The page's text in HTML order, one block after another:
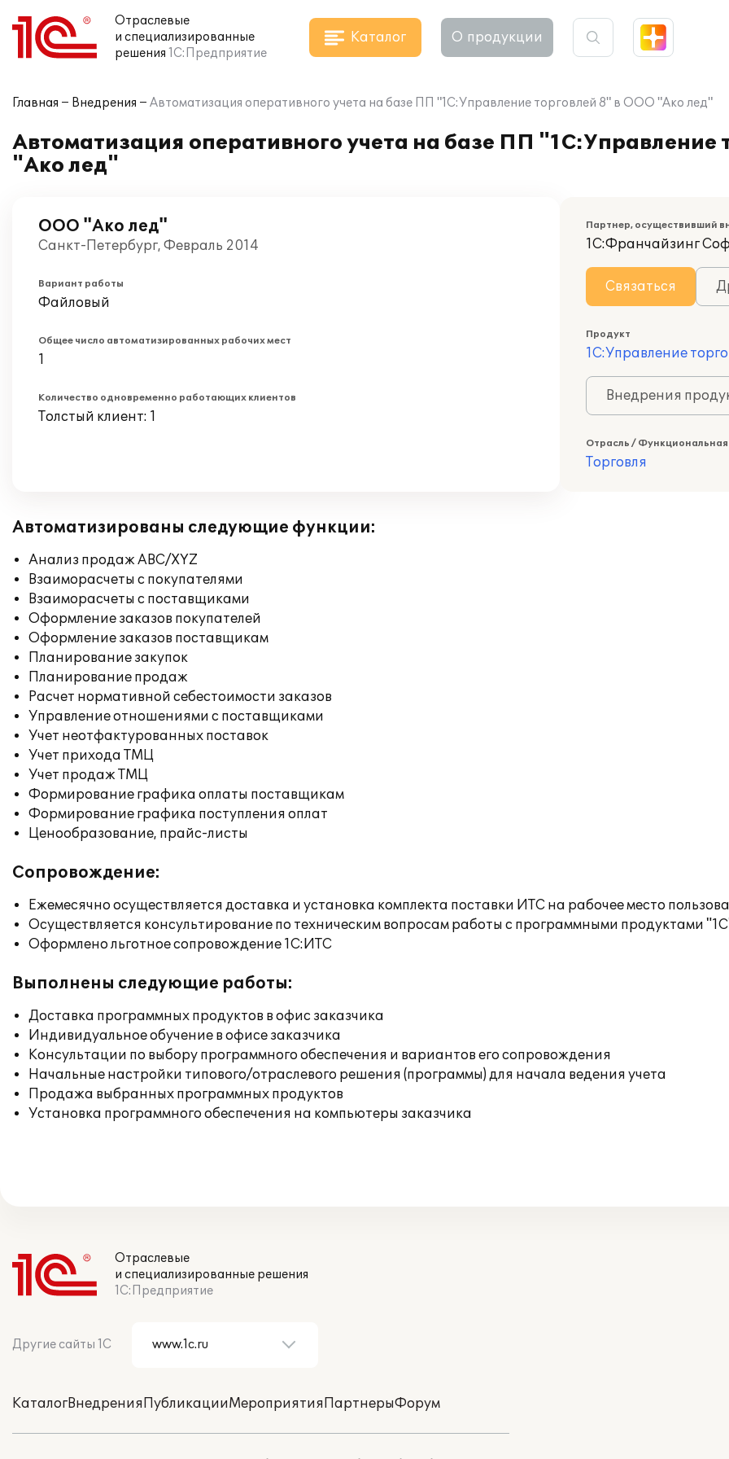
Отраслевые
и специализированные
решения 1С:Предприятие
Каталог О продукции
Главная Внедрения Автоматизация оперативного учета на базе ПП "1С:Управление торговлей 8" в ООО "Ако лед"
Автоматизация оперативного учета на базе ПП "1С:Управление
"Ако лед"
ООО "Ако лед"
Санкт-Петербург, Февраль 2014
Вариант работы
Файловый
Общее число автоматизированных рабочих мест
1
Количество одновременно работающих клиентов
Толстый клиент: 1
Партнер, осуществивший
1С:Франчайзинг
Связаться
Продукт
1С:Управление
Внедрения
Отрасль / Функциональная
Торговля
Автоматизированы следующие функции:
Анализ продаж ABC/XYZ
Взаиморасчеты с покупателями
Взаиморасчеты с поставщиками
Оформление заказов покупателей
Оформление заказов поставщикам
Планирование закупок
Планирование продаж
Расчет нормативной себестоимости заказов
Управление отношениями с поставщиками
Учет неотфактурованных поставок
Учет прихода ТМЦ
Учет продаж ТМЦ
Формирование графика оплаты поставщикам
Формирование графика поступления оплат
Ценообразование, прайс-листы
Сопровождение:
Ежемесячно осуществляется доставка и установка комплекта поставки ИТС на рабочее место
Осуществляется консультирование по техническим вопросам работы с программными продуктами
Оформлено льготное сопровождение 1С:ИТС
Выполнены следующие работы:
Доставка программных продуктов в офис заказчика
Индивидуальное обучение в офисе заказчика
Консультации по выбору программного обеспечения и вариантов его сопровождения
Начальные настройки типового/отраслевого решения (программы) для начала ведения учета
Продажа выбранных программных продуктов
Установка программного обеспечения на компьютеры заказчика
Отраслевые
и специализированные решения
1С:Предприятие
Другие сайты 1С
КаталогВнедренияПубликацииМероприятияПартнерыФорум